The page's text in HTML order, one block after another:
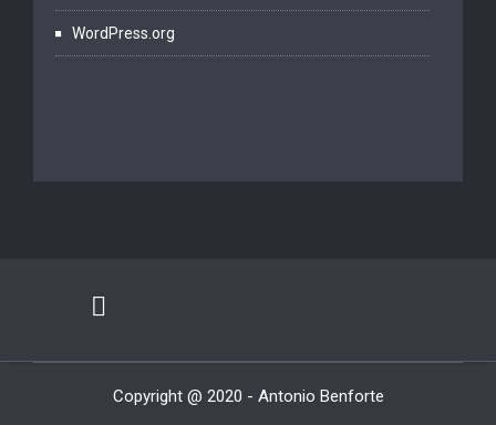
WordPress.org
Copyright @ 2020 - Antonio Benforte